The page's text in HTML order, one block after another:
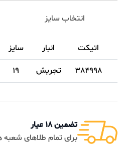
انتخاب سایز
اتیکت انبار سایز
384998 تجریش 19
تضمین 18 عیار
برای تمام طلاهای شعبه ها